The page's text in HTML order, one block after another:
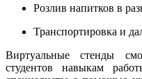
Розлив напитков в
Транспортировка и
Виртуальные стенды
студентов навыкам